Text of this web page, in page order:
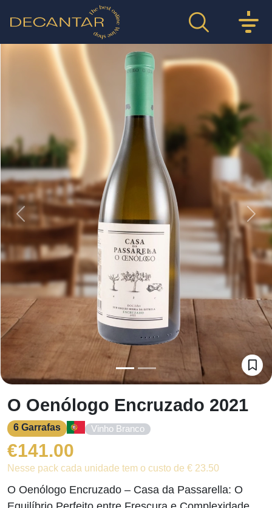
Previous
O Oenólogo Encruzado 2021
6 Garrafas Vinho Branco
€141.00
Nesse pack cada unidade tem o custo de € 23.50
O Oenólogo Encruzado – Casa da Passarella: O